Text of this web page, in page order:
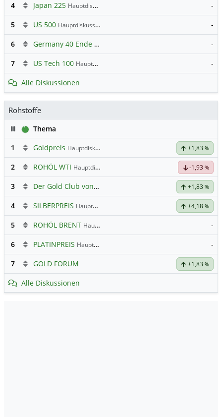
4 Japan 225 Hauptdiskussion -
5 US 500 Hauptdiskussion -
6 Germany 40 Ende Mai runter auf 22.500 Punkte -
7 US Tech 100 Hauptdiskussion -
Alle Diskussionen
Rohstoffe
PauseThema
1
Goldpreis Hauptdiskussion +1,83 %
2 ROHÖL WTI Hauptdiskussion -1,93 %
3 Der Gold Club von Susiwong +1,83 %
4 SILBERPREIS Hauptdiskussion +4,18 %
5 ROHÖL BRENT Hauptdiskussion -
6 PLATINPREIS Hauptdiskussion -
7 GOLD FORUM +1,83 %
Alle Diskussionen